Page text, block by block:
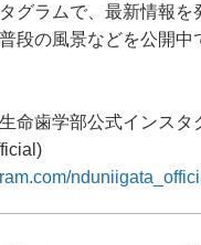
グラムで、最新情報を
段の風景などを公開中
命歯学部公式インスタ